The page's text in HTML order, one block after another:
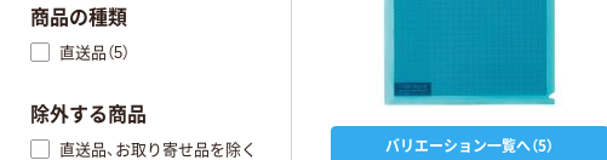
バリエーション一覧へ（5）
商品の種類
直送品（5）
除外する商品
直送品、お取り寄せ品を除く